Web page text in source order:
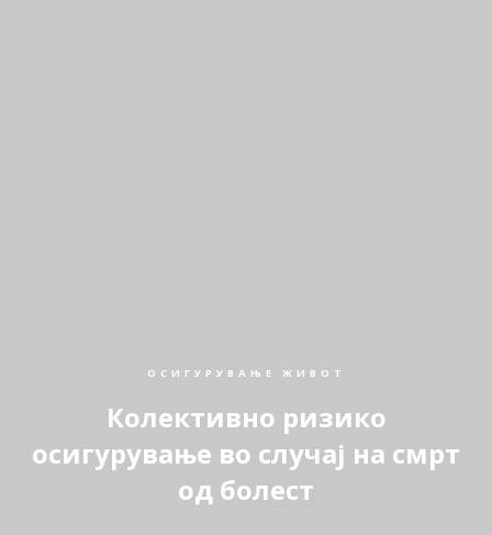
ОСИГУРУВАЊЕ ЖИВОТ
Колективно ризико
осигурување во случај на смрт
од болест